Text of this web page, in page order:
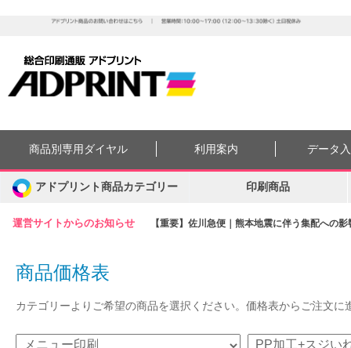
運営サイトからのお知らせ 【重要】佐川急便｜熊本地震に伴う集配への
商品別専用ダイヤル 利用案内 データ
アドプリント商品カテゴリー 印刷商品
商品価格表
カテゴリーよりご希望の商品を選択ください。価格表からご注文に